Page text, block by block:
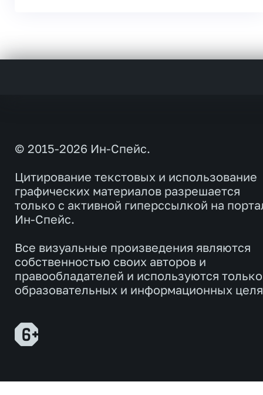
© 2015-2026 Ин-Спейс.
Цитирование текстовых и использование
графических материалов разрешается
только с активной гиперссылкой на
Ин-Спейс.
Все визуальные произведения являются
собственностью своих авторов и
правообладателей и используются
образовательных и информационных